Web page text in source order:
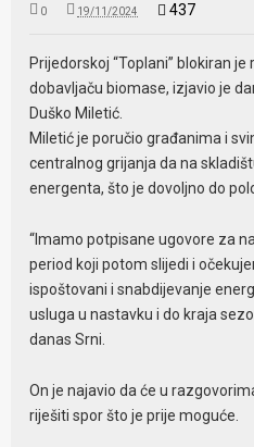
0 19/11/2024 437
Prijedorskoj “Toplani” blokiran
dobavljaču biomase, izjavio je
Duško Miletić.
Miletić je poručio građanima i
centralnog grijanja da na
energenta, što je dovoljno do
“Imamo potpisane ugovore za
period koji potom slijedi i
ispoštovani i snabdijevanje
usluga u nastavku i do kraja
danas Srni.
On je najavio da će u
riješiti spor što je prije moguće.